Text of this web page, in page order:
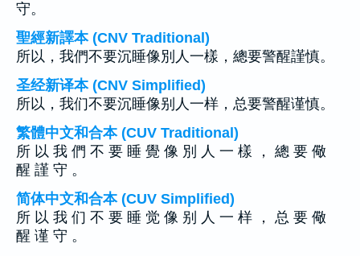
守。
聖經新譯本 (CNV Traditional)
所以，我們不要沉睡像別人一樣，總要警醒謹慎。
圣经新译本 (CNV Simplified)
所以，我们不要沉睡像别人一样，总要警醒谨慎。
繁體中文和合本 (CUV Traditional)
所 以 我 們 不 要 睡 覺 像 別 人 一 樣 ， 總 要 儆
醒 謹 守 。
简体中文和合本 (CUV Simplified)
所 以 我 们 不 要 睡 觉 像 别 人 一 样 ， 总 要 儆
醒 谨 守 。